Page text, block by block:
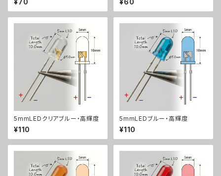
¥70 ¥60
5mmLEDクリアブルー・高輝度
¥110
5mmLEDブルー・高輝度
¥110